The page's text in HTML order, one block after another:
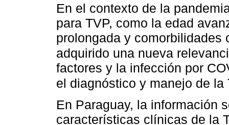
En el contexto de la
para TVP, como la edad
prolongada y comorbilidades
adquirido una nueva
factores y la infección por
el diagnóstico y manejo de la
En Paraguay, la información
características clínicas de la